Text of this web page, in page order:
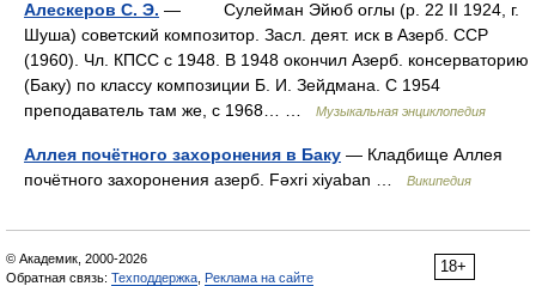
Алескеров С. Э. — Сулейман Эйюб оглы (р. 22 II 1924, г.
Шуша) советский композитор. Засл. деят. иск в Азерб. ССР
(1960). Чл. КПСС с 1948. В 1948 окончил Азерб. консерваторию
(Баку) по классу композиции Б. И. Зейдмана. С 1954
преподаватель там же, с 1968… …
Музыкальная энциклопедия
Аллея почётного захоронения в Баку — Кладбище Аллея
почётного захоронения азерб. Fəxri xiyaban …
Википедия
18+
© Академик, 2000-2026
Обратная связь: Техподдержка Реклама на сайте